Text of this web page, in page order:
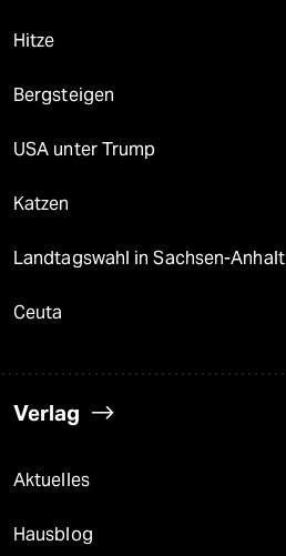
Hitze
Bergsteigen
USA unter Trump
Katzen
Landtagswahl in Sachsen-Anhalt
Ceuta
Verlag
Aktuelles
Hausblog